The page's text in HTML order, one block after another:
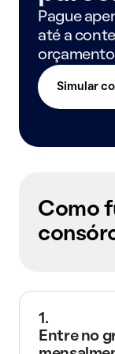
Pague
até a
orçamento
Simular
Como
1.
Entre no